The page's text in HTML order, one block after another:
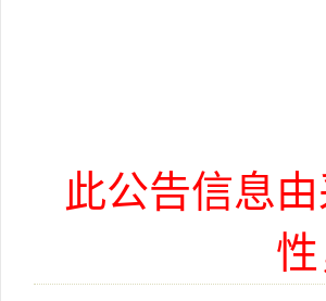
此公告信息